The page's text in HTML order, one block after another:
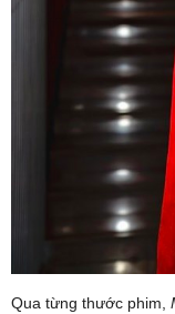
Qua từng thước phim,